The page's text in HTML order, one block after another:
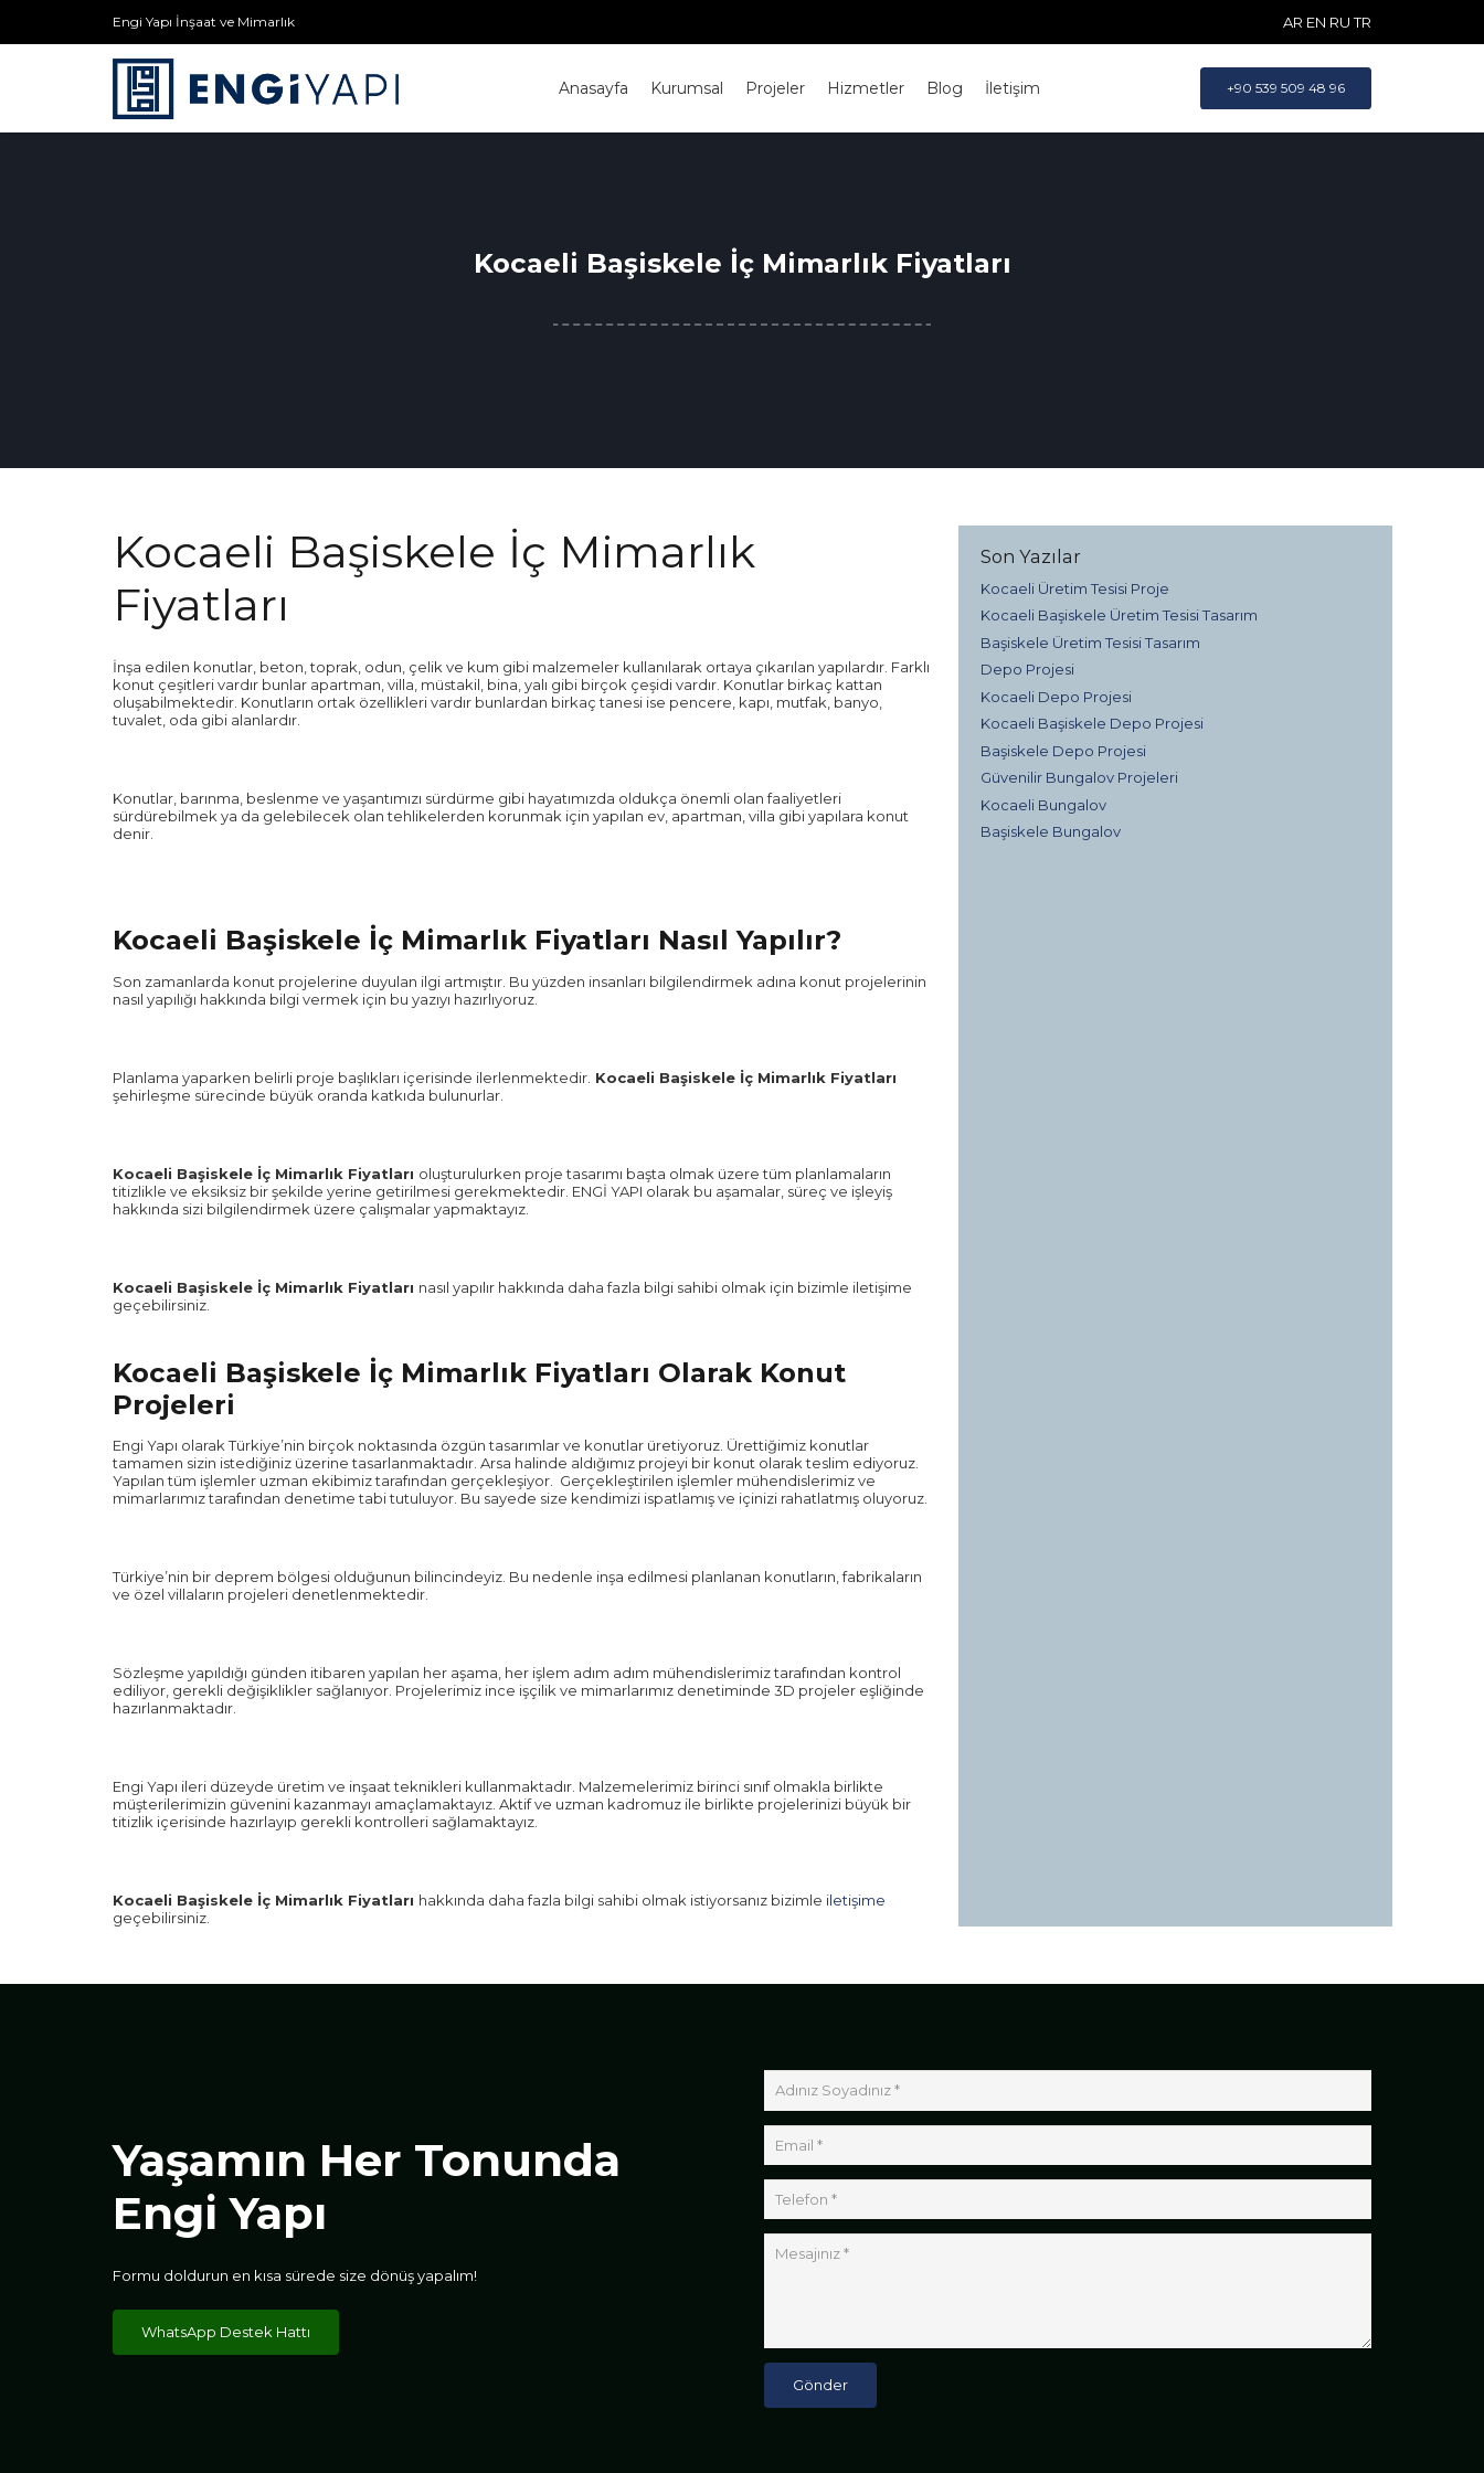
Engi Yapı İnşaat ve Mimarlık AR EN RU TR
Anasayfa Kurumsal Projeler Hizmetler Blog İletişim +90 539 509 48 96
Kocaeli Başiskele İç Mimarlık Fiyatları
Kocaeli Başiskele İç Mimarlık
Fiyatları
İnşa edilen konutlar, beton, toprak, odun, çelik ve kum gibi malzemeler kullanılarak ortaya çıkarılan yapılardır. Farklı
konut çeşitleri vardır bunlar apartman, villa, müstakil, bina, yalı gibi birçok çeşidi vardır. Konutlar birkaç kattan
oluşabilmektedir. Konutların ortak özellikleri vardır bunlardan birkaç tanesi ise pencere, kapı, mutfak, banyo,
tuvalet, oda gibi alanlardır.
Konutlar, barınma, beslenme ve yaşantımızı sürdürme gibi hayatımızda oldukça önemli olan faaliyetleri
sürdürebilmek ya da gelebilecek olan tehlikelerden korunmak için yapılan ev, apartman, villa gibi yapılara konut
denir.
Kocaeli Başiskele İç Mimarlık Fiyatları Nasıl Yapılır?
Son zamanlarda konut projelerine duyulan ilgi artmıştır. Bu yüzden insanları bilgilendirmek adına konut projelerinin
nasıl yapılığı hakkında bilgi vermek için bu yazıyı hazırlıyoruz.
Planlama yaparken belirli proje başlıkları içerisinde ilerlenmektedir. Kocaeli Başiskele İç Mimarlık Fiyatları
şehirleşme sürecinde büyük oranda katkıda bulunurlar.
Kocaeli Başiskele İç Mimarlık Fiyatları oluşturulurken proje tasarımı başta olmak üzere tüm planlamaların
titizlikle ve eksiksiz bir şekilde yerine getirilmesi gerekmektedir. ENGİ YAPI olarak bu aşamalar, süreç ve işleyiş
hakkında sizi bilgilendirmek üzere çalışmalar yapmaktayız.
Kocaeli Başiskele İç Mimarlık Fiyatları nasıl yapılır hakkında daha fazla bilgi sahibi olmak için bizimle iletişime
geçebilirsiniz.
Kocaeli Başiskele İç Mimarlık Fiyatları Olarak Konut
Projeleri
Engi Yapı olarak Türkiye’nin birçok noktasında özgün tasarımlar ve konutlar üretiyoruz. Ürettiğimiz konutlar
tamamen sizin istediğiniz üzerine tasarlanmaktadır. Arsa halinde aldığımız projeyi bir konut olarak teslim ediyoruz.
Yapılan tüm işlemler uzman ekibimiz tarafından gerçekleşiyor. Gerçekleştirilen işlemler mühendislerimiz ve
mimarlarımız tarafından denetime tabi tutuluyor. Bu sayede size kendimizi ispatlamış ve içinizi rahatlatmış oluyoruz.
Türkiye’nin bir deprem bölgesi olduğunun bilincindeyiz. Bu nedenle inşa edilmesi planlanan konutların, fabrikaların
ve özel villaların projeleri denetlenmektedir.
Sözleşme yapıldığı günden itibaren yapılan her aşama, her işlem adım adım mühendislerimiz tarafından kontrol
ediliyor, gerekli değişiklikler sağlanıyor. Projelerimiz ince işçilik ve mimarlarımız denetiminde 3D projeler eşliğinde
hazırlanmaktadır.
Engi Yapı ileri düzeyde üretim ve inşaat teknikleri kullanmaktadır. Malzemelerimiz birinci sınıf olmakla birlikte
müşterilerimizin güvenini kazanmayı amaçlamaktayız. Aktif ve uzman kadromuz ile birlikte projelerinizi büyük bir
titizlik içerisinde hazırlayıp gerekli kontrolleri sağlamaktayız.
Kocaeli Başiskele İç Mimarlık Fiyatları hakkında daha fazla bilgi sahibi olmak istiyorsanız bizimle iletişime
geçebilirsiniz.
Son Yazılar
Kocaeli Üretim Tesisi Proje
Kocaeli Başiskele Üretim Tesisi Tasarım
Başiskele Üretim Tesisi Tasarım
Depo Projesi
Kocaeli Depo Projesi
Kocaeli Başiskele Depo Projesi
Başiskele Depo Projesi
Güvenilir Bungalov Projeleri
Kocaeli Bungalov
Başiskele Bungalov
Yaşamın Her Tonunda
Engi Yapı
Formu doldurun en kısa sürede size dönüş yapalım!
WhatsApp Destek Hattı
Gönder